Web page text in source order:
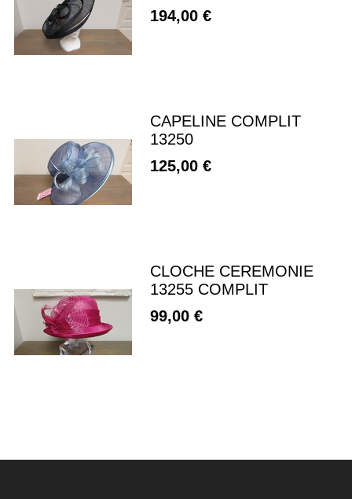
194,00 €
CAPELINE COMPLIT
13250
125,00 €
CLOCHE CEREMONIE
13255 COMPLIT
99,00 €